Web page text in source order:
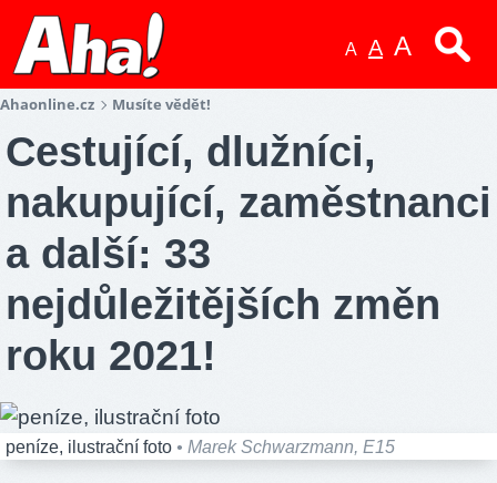
A A A
Ahaonline.cz Musíte vědět!
Cestující, dlužníci,
nakupující, zaměstnanci
a další: 33
nejdůležitějších změn
roku 2021!
peníze, ilustrační foto • Marek Schwarzmann, E15